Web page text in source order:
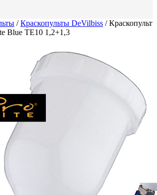
/Краскопульты DeVilbiss /Краскопульт
Blue TE10 1,2+1,3